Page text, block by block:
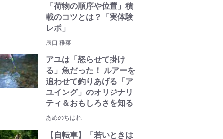
「荷物の順序や位置」積
載のコツとは？「実体験
レポ」
辰口 稚菜
アユは「怒らせて掛け
る」魚だった！ ルアーを
追わせて釣りあげる「ア
ユイング」のオリジナリ
ティ＆おもしろさを知る
あめのちはれ
【自転車】「若いときは